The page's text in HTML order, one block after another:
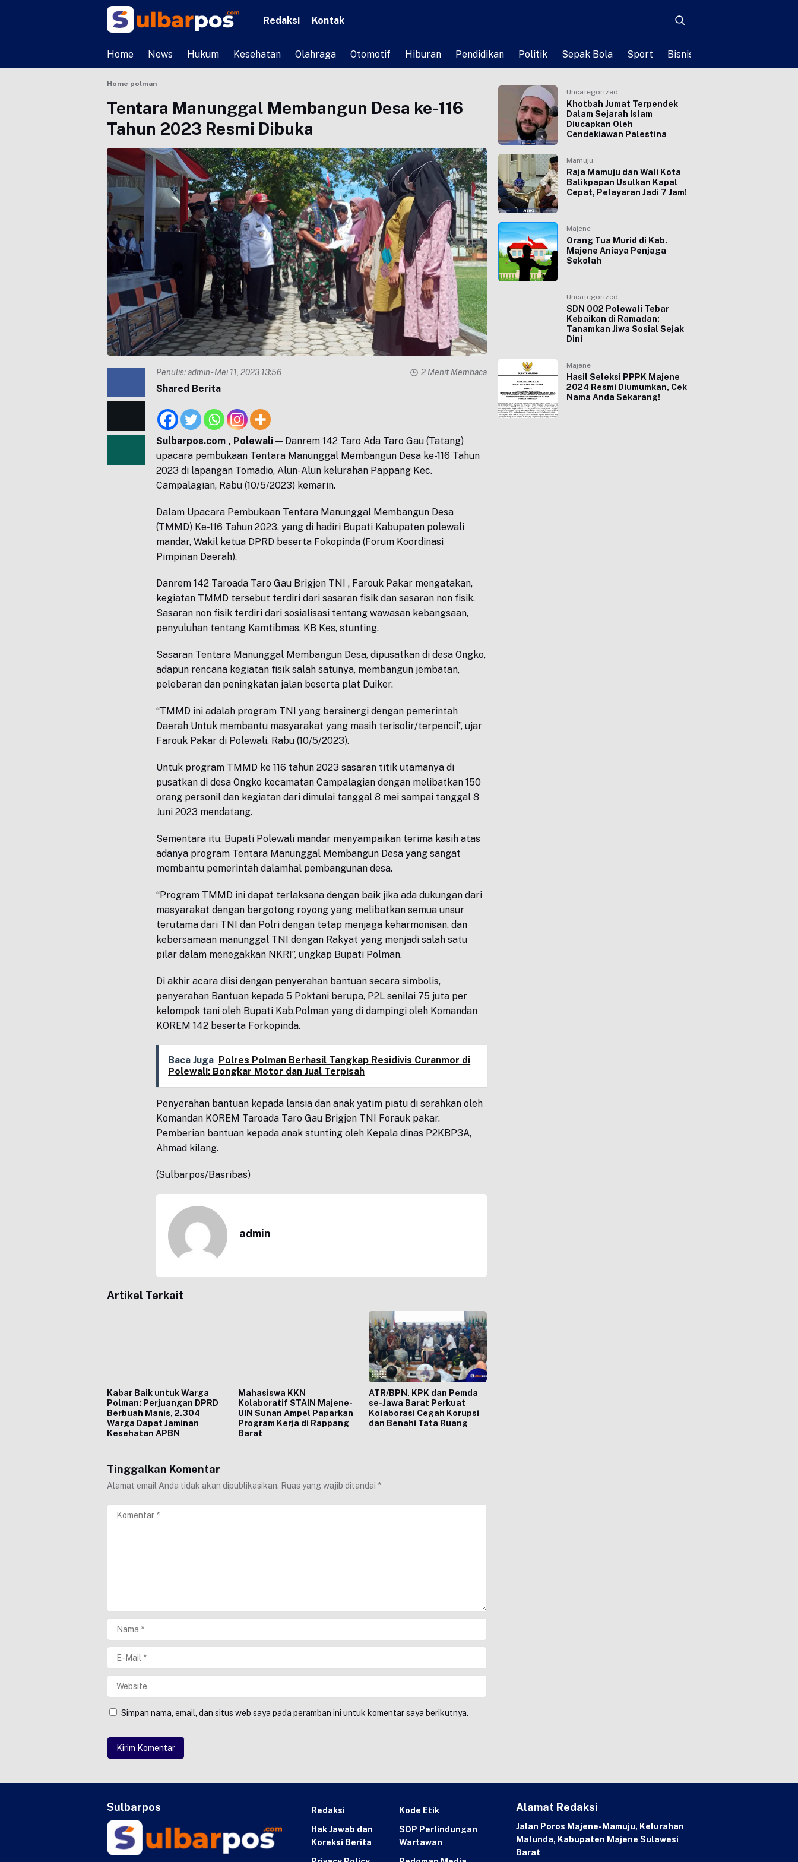
Redaksi Kontak
Home News Hukum Kesehatan Olahraga Otomotif Hiburan Pendidikan Politik Sepak Bola Sport Bisnis
Home polman
Tentara Manunggal Membangun Desa ke-116
Tahun 2023 Resmi Dibuka
Penulis:admin- Mei 11, 2023 13:56 2 Menit Membaca
Shared Berita
Sulbarpos.com , Polewali — Danrem 142 Taro Ada Taro Gau (Tatang)
upacara pembukaan Tentara Manunggal Membangun Desa ke-116 Tahun
2023 di lapangan Tomadio, Alun-Alun kelurahan Pappang Kec.
Campalagian, Rabu (10/5/2023) kemarin.
Dalam Upacara Pembukaan Tentara Manunggal Membangun Desa
(TMMD) Ke-116 Tahun 2023, yang di hadiri Bupati Kabupaten polewali
mandar, Wakil ketua DPRD beserta Fokopinda (Forum Koordinasi
Pimpinan Daerah).
Danrem 142 Taroada Taro Gau Brigjen TNI , Farouk Pakar mengatakan,
kegiatan TMMD tersebut terdiri dari sasaran fisik dan sasaran non fisik.
Sasaran non fisik terdiri dari sosialisasi tentang wawasan kebangsaan,
penyuluhan tentang Kamtibmas, KB Kes, stunting.
Sasaran Tentara Manunggal Membangun Desa, dipusatkan di desa Ongko,
adapun rencana kegiatan fisik salah satunya, membangun jembatan,
pelebaran dan peningkatan jalan beserta plat Duiker.
“TMMD ini adalah program TNI yang bersinergi dengan pemerintah
Daerah Untuk membantu masyarakat yang masih terisolir/terpencil”, ujar
Farouk Pakar di Polewali, Rabu (10/5/2023).
Untuk program TMMD ke 116 tahun 2023 sasaran titik utamanya di
pusatkan di desa Ongko kecamatan Campalagian dengan melibatkan 150
orang personil dan kegiatan dari dimulai tanggal 8 mei sampai tanggal 8
Juni 2023 mendatang.
Sementara itu, Bupati Polewali mandar menyampaikan terima kasih atas
adanya program Tentara Manunggal Membangun Desa yang sangat
membantu pemerintah dalamhal pembangunan desa.
“Program TMMD ini dapat terlaksana dengan baik jika ada dukungan dari
masyarakat dengan bergotong royong yang melibatkan semua unsur
terutama dari TNI dan Polri dengan tetap menjaga keharmonisan, dan
kebersamaan manunggal TNI dengan Rakyat yang menjadi salah satu
pilar dalam menegakkan NKRI”, ungkap Bupati Polman.
Di akhir acara diisi dengan penyerahan bantuan secara simbolis,
penyerahan Bantuan kepada 5 Poktani berupa, P2L senilai 75 juta per
kelompok tani oleh Bupati Kab.Polman yang di dampingi oleh Komandan
KOREM 142 beserta Forkopinda.
Baca Juga Polres Polman Berhasil Tangkap Residivis Curanmor di
Polewali: Bongkar Motor dan Jual Terpisah
Penyerahan bantuan kepada lansia dan anak yatim piatu di serahkan oleh
Komandan KOREM Taroada Taro Gau Brigjen TNI Forauk pakar.
Pemberian bantuan kepada anak stunting oleh Kepala dinas P2KBP3A,
Ahmad kilang.
(Sulbarpos/Basribas)
admin
Artikel Terkait
Kabar Baik untuk Warga
Polman: Perjuangan DPRD
Berbuah Manis, 2.304
Warga Dapat Jaminan
Kesehatan APBN
Mahasiswa KKN
Kolaboratif STAIN Majene-
UIN Sunan Ampel Paparkan
Program Kerja di Rappang
Barat
ATR/BPN, KPK dan Pemda
se-Jawa Barat Perkuat
Kolaborasi Cegah Korupsi
dan Benahi Tata Ruang
Tinggalkan Komentar
Alamat email Anda tidak akan dipublikasikan. Ruas yang wajib ditandai *
Simpan nama, email, dan situs web saya pada peramban ini untuk komentar saya berikutnya.
Uncategorized
Khotbah Jumat Terpendek
Dalam Sejarah Islam
Diucapkan Oleh
Cendekiawan Palestina
Mamuju
Raja Mamuju dan Wali Kota
Balikpapan Usulkan Kapal
Cepat, Pelayaran Jadi 7 Jam!
Majene
Orang Tua Murid di Kab.
Majene Aniaya Penjaga
Sekolah
Uncategorized
SDN 002 Polewali Tebar
Kebaikan di Ramadan:
Tanamkan Jiwa Sosial Sejak
Dini
Majene
Hasil Seleksi PPPK Majene
2024 Resmi Diumumkan, Cek
Nama Anda Sekarang!
Sulbarpos Redaksi
Kode Etik
Hak Jawab dan
Koreksi Berita
SOP Perlindungan
Wartawan
Alamat Redaksi
Jalan Poros Majene-Mamuju, Kelurahan
Malunda, Kabupaten Majene Sulawesi
Barat